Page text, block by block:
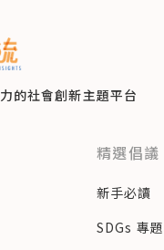
的社會創新主題平台
精選倡議
新手必讀
SDGs 專題